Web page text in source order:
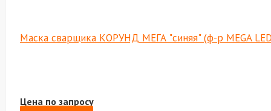
Маска сварщика КОРУНД МЕГА "синяя" (ф-р MEGA
Цена по запросу